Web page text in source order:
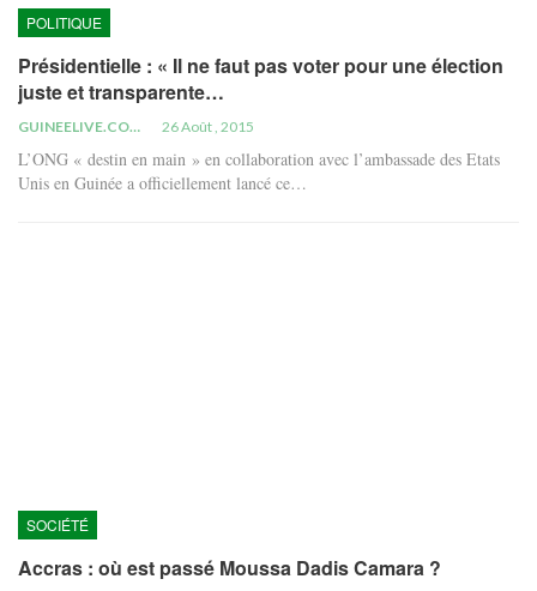
POLITIQUE
Présidentielle : « Il ne faut pas voter pour une élection
juste et transparente…
GUINEELIVE.COM 26 Août , 2015
L’ONG « destin en main » en collaboration avec l’ambassade des Etats
Unis en Guinée a officiellement lancé ce…
SOCIÉTÉ
Accras : où est passé Moussa Dadis Camara ?